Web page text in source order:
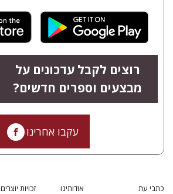
רוצים לקבל עדכונים על
מבצעים וספרים חדשים?
עקבו אחרינו
כתבי עת
אודותינו
זכויות יוצרים